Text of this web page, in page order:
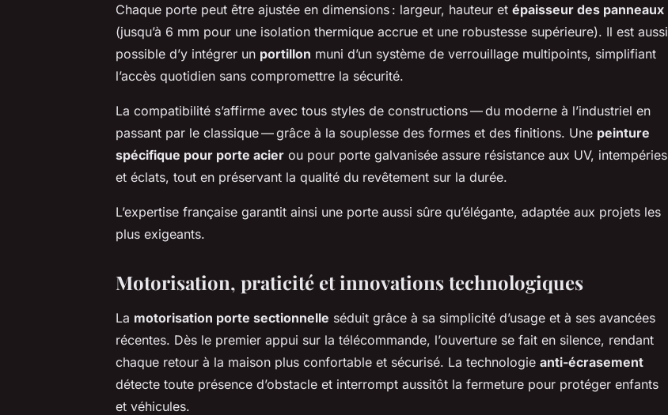
Chaque porte peut être ajustée en dimensions : largeur, hauteur et épaisseur des panneaux
(jusqu’à 6 mm pour une isolation thermique accrue et une robustesse supérieure). Il est aussi
possible d’y intégrer un portillon muni d’un système de verrouillage multipoints, simplifiant
l’accès quotidien sans compromettre la sécurité.
La compatibilité s’affirme avec tous styles de constructions — du moderne à l’industriel en
passant par le classique — grâce à la souplesse des formes et des finitions. Une peinture
spécifique pour porte acier ou pour porte galvanisée assure résistance aux UV, intempéries
et éclats, tout en préservant la qualité du revêtement sur la durée.
L’expertise française garantit ainsi une porte aussi sûre qu’élégante, adaptée aux projets les
plus exigeants.
Motorisation, praticité et innovations technologiques
La motorisation porte sectionnelle séduit grâce à sa simplicité d’usage et à ses avancées
récentes. Dès le premier appui sur la télécommande, l’ouverture se fait en silence, rendant
chaque retour à la maison plus confortable et sécurisé. La technologie anti-écrasement
détecte toute présence d’obstacle et interrompt aussitôt la fermeture pour protéger enfants
et véhicules.